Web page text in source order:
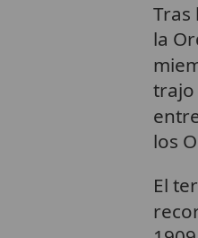
Tras
la
trajo
los
El